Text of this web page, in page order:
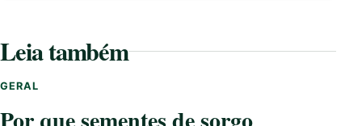
Leia também
GERAL